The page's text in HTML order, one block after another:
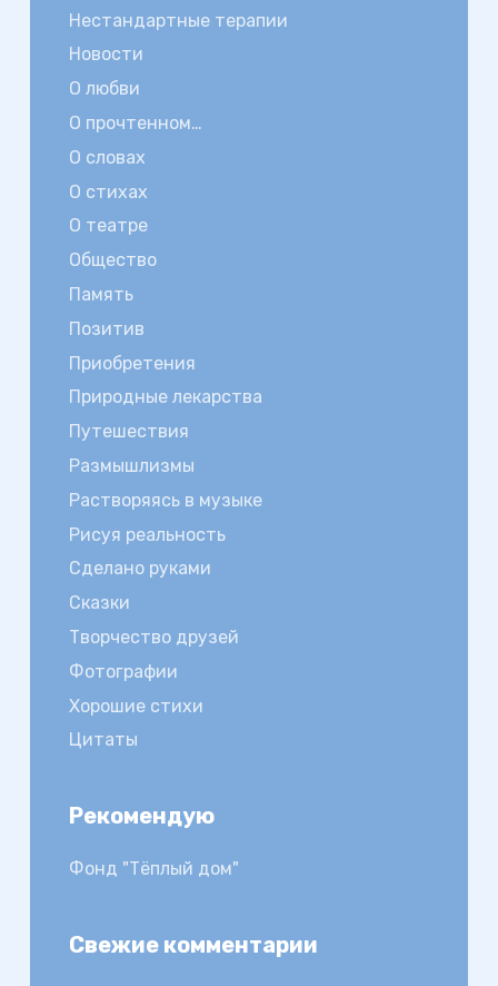
Нестандартные терапии
Новости
О любви
О прочтенном…
О словах
О стихах
О театре
Общество
Память
Позитив
Приобретения
Природные лекарства
Путешествия
Размышлизмы
Растворяясь в музыке
Рисуя реальность
Сделано руками
Сказки
Творчество друзей
Фотографии
Хорошие стихи
Цитаты
Рекомендую
Фонд "Тёплый дом"
Свежие комментарии